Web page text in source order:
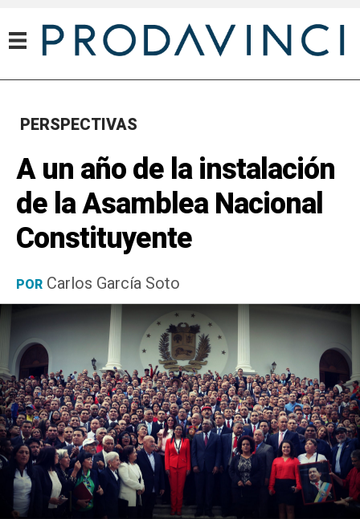
PERSPECTIVAS
A un año de la instalación
de la Asamblea Nacional
Constituyente
POR Carlos García Soto